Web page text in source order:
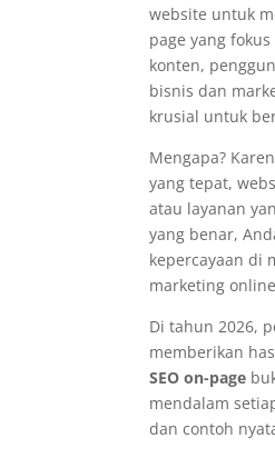
website untuk
page yang
konten,
bisnis dan
krusial untuk
Mengapa?
yang tepat,
atau layanan
yang benar,
kepercayaan di
marketing
Di tahun 2026,
memberikan
SEO on-page
mendalam
dan contoh